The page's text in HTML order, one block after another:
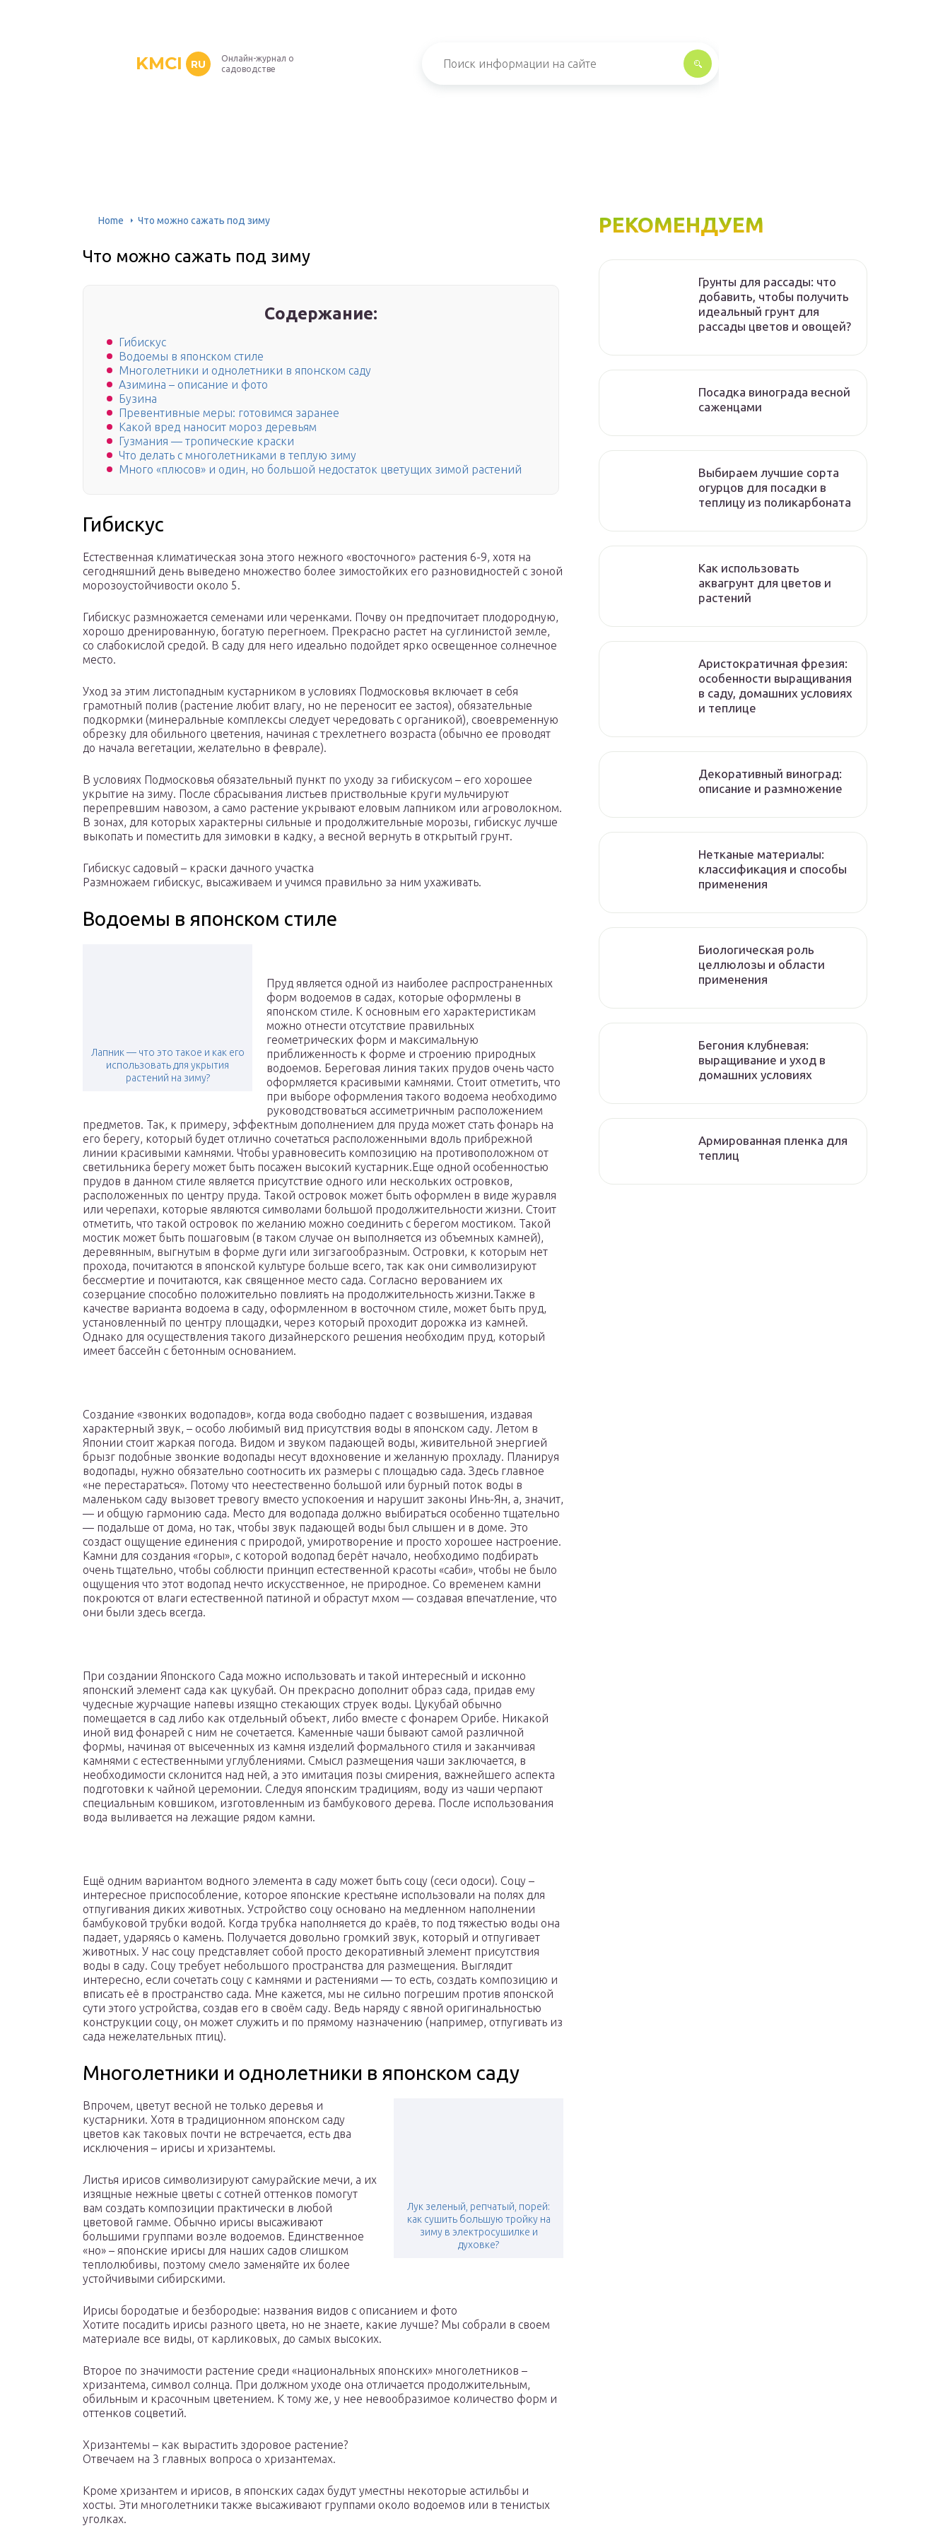
KMCI RU
Онлайн-журнал о
садоводстве
Home Что можно сажать под зиму
Что можно сажать под зиму
Содержание:
Гибискус
Водоемы в японском стиле
Многолетники и однолетники в японском саду
Азимина – описание и фото
Бузина
Превентивные меры: готовимся заранее
Какой вред наносит мороз деревьям
Гузмания — тропические краски
Что делать с многолетниками в теплую зиму
Много «плюсов» и один, но большой недостаток цветущих зимой растений
Гибискус
Естественная климатическая зона этого нежного «восточного» растения 6-9, хотя на
сегодняшний день выведено множество более зимостойких его разновидностей с зоной
морозоустойчивости около 5.
Гибискус размножается семенами или черенками. Почву он предпочитает плодородную,
хорошо дренированную, богатую перегноем. Прекрасно растет на суглинистой земле,
со слабокислой средой. В саду для него идеально подойдет ярко освещенное солнечное
место.
Уход за этим листопадным кустарником в условиях Подмосковья включает в себя
грамотный полив (растение любит влагу, но не переносит ее застоя), обязательные
подкормки (минеральные комплексы следует чередовать с органикой), своевременную
обрезку для обильного цветения, начиная с трехлетнего возраста (обычно ее проводят
до начала вегетации, желательно в феврале).
В условиях Подмосковья обязательный пункт по уходу за гибискусом – его хорошее
укрытие на зиму. После сбрасывания листьев приствольные круги мульчируют
перепревшим навозом, а само растение укрывают еловым лапником или агроволокном.
В зонах, для которых характерны сильные и продолжительные морозы, гибискус лучше
выкопать и поместить для зимовки в кадку, а весной вернуть в открытый грунт.
Гибискус садовый – краски дачного участка
Размножаем гибискус, высаживаем и учимся правильно за ним ухаживать.
Водоемы в японском стиле
Лапник — что это такое и как его
использовать для укрытия
растений на зиму?
Пруд является одной из наиболее распространенных
форм водоемов в садах, которые оформлены в
японском стиле. К основным его характеристикам
можно отнести отсутствие правильных
геометрических форм и максимальную
приближенность к форме и строению природных
водоемов. Береговая линия таких прудов очень часто
оформляется красивыми камнями. Стоит отметить, что
при выборе оформления такого водоема необходимо
руководствоваться ассиметричным расположением
предметов. Так, к примеру, эффектным дополнением для пруда может стать фонарь на
его берегу, который будет отлично сочетаться расположенными вдоль прибрежной
линии красивыми камнями. Чтобы уравновесить композицию на противоположном от
светильника берегу может быть посажен высокий кустарник.Еще одной особенностью
прудов в данном стиле является присутствие одного или нескольких островков,
расположенных по центру пруда. Такой островок может быть оформлен в виде журавля
или черепахи, которые являются символами большой продолжительности жизни. Стоит
отметить, что такой островок по желанию можно соединить с берегом мостиком. Такой
мостик может быть пошаговым (в таком случае он выполняется из объемных камней),
деревянным, выгнутым в форме дуги или зигзагообразным. Островки, к которым нет
прохода, почитаются в японской культуре больше всего, так как они символизируют
бессмертие и почитаются, как священное место сада. Согласно верованием их
созерцание способно положительно повлиять на продолжительность жизни.Также в
качестве варианта водоема в саду, оформленном в восточном стиле, может быть пруд,
установленный по центру площадки, через который проходит дорожка из камней.
Однако для осуществления такого дизайнерского решения необходим пруд, который
имеет бассейн с бетонным основанием.
Создание «звонких водопадов», когда вода свободно падает с возвышения, издавая
характерный звук, – особо любимый вид присутствия воды в японском саду. Летом в
Японии стоит жаркая погода. Видом и звуком падающей воды, живительной энергией
брызг подобные звонкие водопады несут вдохновение и желанную прохладу. Планируя
водопады, нужно обязательно соотносить их размеры с площадью сада. Здесь главное
«не перестараться». Потому что неестественно большой или бурный поток воды в
маленьком саду вызовет тревогу вместо успокоения и нарушит законы Инь-Ян, а, значит,
— и общую гармонию сада. Место для водопада должно выбираться особенно тщательно
— подальше от дома, но так, чтобы звук падающей воды был слышен и в доме. Это
создаст ощущение единения с природой, умиротворение и просто хорошее настроение.
Камни для создания «горы», с которой водопад берёт начало, необходимо подбирать
очень тщательно, чтобы соблюсти принцип естественной красоты «саби», чтобы не было
ощущения что этот водопад нечто искусственное, не природное. Со временем камни
покроются от влаги естественной патиной и обрастут мхом — создавая впечатление, что
они были здесь всегда.
При создании Японского Сада можно использовать и такой интересный и исконно
японский элемент сада как цукубай. Он прекрасно дополнит образ сада, придав ему
чудесные журчащие напевы изящно стекающих струек воды. Цукубай обычно
помещается в сад либо как отдельный объект, либо вместе с фонарем Орибе. Никакой
иной вид фонарей с ним не сочетается. Каменные чаши бывают самой различной
формы, начиная от высеченных из камня изделий формального стиля и заканчивая
камнями с естественными углублениями. Смысл размещения чаши заключается, в
необходимости склонится над ней, а это имитация позы смирения, важнейшего аспекта
подготовки к чайной церемонии. Следуя японским традициям, воду из чаши черпают
специальным ковшиком, изготовленным из бамбукового дерева. После использования
вода выливается на лежащие рядом камни.
Ещё одним вариантом водного элемента в саду может быть соцу (сеси одоси). Соцу –
интересное приспособление, которое японские крестьяне использовали на полях для
отпугивания диких животных. Устройство соцу основано на медленном наполнении
бамбуковой трубки водой. Когда трубка наполняется до краёв, то под тяжестью воды она
падает, ударяясь о камень. Получается довольно громкий звук, который и отпугивает
животных. У нас соцу представляет собой просто декоративный элемент присутствия
воды в саду. Соцу требует небольшого пространства для размещения. Выглядит
интересно, если сочетать соцу с камнями и растениями — то есть, создать композицию и
вписать её в пространство сада. Мне кажется, мы не сильно погрешим против японской
сути этого устройства, создав его в своём саду. Ведь наряду с явной оригинальностью
конструкции соцу, он может служить и по прямому назначению (например, отпугивать из
сада нежелательных птиц).
Многолетники и однолетники в японском саду
Лук зеленый, репчатый, порей:
как сушить большую тройку на
зиму в электросушилке и
духовке?
Впрочем, цветут весной не только деревья и
кустарники. Хотя в традиционном японском саду
цветов как таковых почти не встречается, есть два
исключения – ирисы и хризантемы.
Листья ирисов символизируют самурайские мечи, а их
изящные нежные цветы с сотней оттенков помогут
вам создать композиции практически в любой
цветовой гамме. Обычно ирисы высаживают
большими группами возле водоемов. Единственное
«но» – японские ирисы для наших садов слишком
теплолюбивы, поэтому смело заменяйте их более
устойчивыми сибирскими.
Ирисы бородатые и безбородые: названия видов с описанием и фото
Хотите посадить ирисы разного цвета, но не знаете, какие лучше? Мы собрали в своем
материале все виды, от карликовых, до самых высоких.
Второе по значимости растение среди «национальных японских» многолетников –
хризантема, символ солнца. При должном уходе она отличается продолжительным,
обильным и красочным цветением. К тому же, у нее невообразимое количество форм и
оттенков соцветий.
Хризантемы – как вырастить здоровое растение?
Отвечаем на 3 главных вопроса о хризантемах.
Кроме хризантем и ирисов, в японских садах будут уместны некоторые астильбы и
хосты. Эти многолетники также высаживают группами около водоемов или в тенистых
уголках.
РЕКОМЕНДУЕМ
Грунты для рассады: что
добавить, чтобы получить
идеальный грунт для
рассады цветов и овощей?
Посадка винограда весной
саженцами
Выбираем лучшие сорта
огурцов для посадки в
теплицу из поликарбоната
Как использовать
аквагрунт для цветов и
растений
Аристократичная фрезия:
особенности выращивания
в саду, домашних условиях
и теплице
Декоративный виноград:
описание и размножение
Нетканые материалы:
классификация и способы
применения
Биологическая роль
целлюлозы и области
применения
Бегония клубневая:
выращивание и уход в
домашних условиях
Армированная пленка для
теплиц